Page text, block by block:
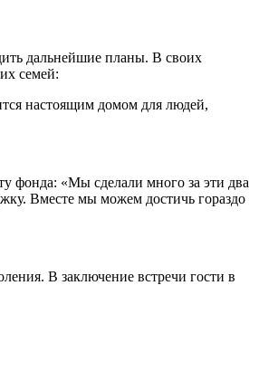
дальнейшие планы. В своих
семей:
настоящим домом для людей,
фонда: «Мы сделали много за эти два
Вместе мы можем достичь гораздо
В заключение встречи гости в